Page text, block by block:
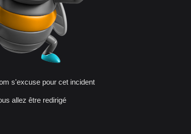
s'excuse pour cet incident
allez être redirigé